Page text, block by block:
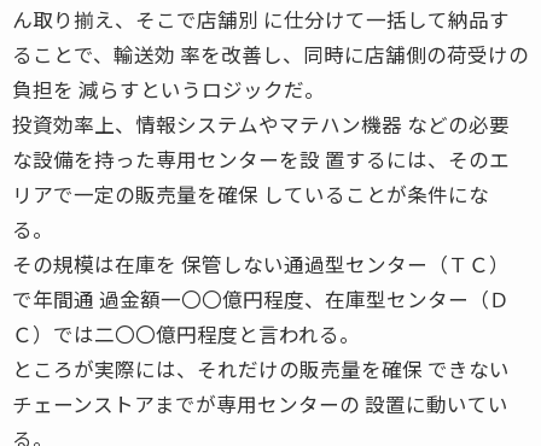
ん取り揃え、そこで店舗別 に仕分けて一括して納品す
ることで、輸送効 率を改善し、同時に店舗側の荷受けの
負担を 減らすというロジックだ。
投資効率上、情報システムやマテハン機器 などの必要
な設備を持った専用センターを設 置するには、そのエ
リアで一定の販売量を確保 していることが条件にな
る。
その規模は在庫を 保管しない通過型センター（ＴＣ）
で年間通 過金額一〇〇億円程度、在庫型センター（Ｄ
Ｃ）では二〇〇億円程度と言われる。
ところが実際には、それだけの販売量を確保 できない
チェーンストアまでが専用センターの 設置に動いてい
る。